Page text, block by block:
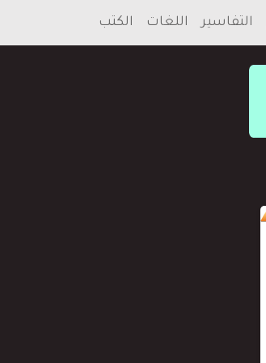
التفاسير اللغات الكتب